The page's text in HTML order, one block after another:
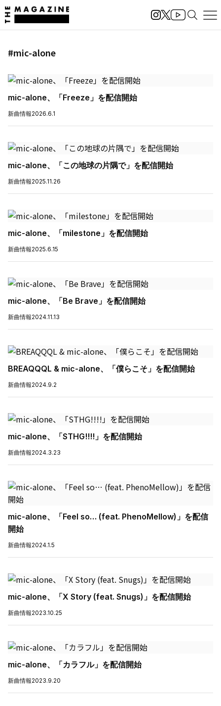
#mic-alone
mic-alone、「Freeze」を配信開始
新曲情報2026.6.1
mic-alone、「この地球の片隅で」を配信開始
新曲情報2025.11.26
mic-alone、「milestone」を配信開始
新曲情報2025.6.15
mic-alone、「Be Brave」を配信開始
新曲情報2024.11.13
BREAQQQL & mic-alone、「僕らこそ」を配信開始
新曲情報2024.9.2
mic-alone、「STHG!!!!」を配信開始
新曲情報2024.3.23
mic-alone、「Feel so… (feat. PhenoMellow)」を配信
開始
新曲情報2024.1.5
mic-alone、「X Story (feat. Snugs)」を配信開始
新曲情報2023.10.25
mic-alone、「カラフル」を配信開始
新曲情報2023.9.20